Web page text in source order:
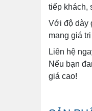
tiếp khách,
Với độ dày
mang giá
Liên hệ
Nếu bạn
giá cao!